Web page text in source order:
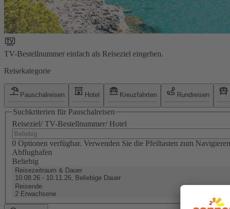
TV-Bestellnummer einfach als Reiseziel eingeben.
Reisekategorie
Pauschalreisen Hotel Kreuzfahrten Rundreisen
Suchkriterien für Pauschalreisen
Reiseziel/ TV-Bestellnummer/ Hotel
0 Optionen verfügbar. Verwenden Sie die Pfeiltasten zum
Abflughafen
Beliebig
Reisezeitraum & Dauer
10.08.26 - 10.11.26, Beliebige Dauer
Reisende
2 Erwachsene